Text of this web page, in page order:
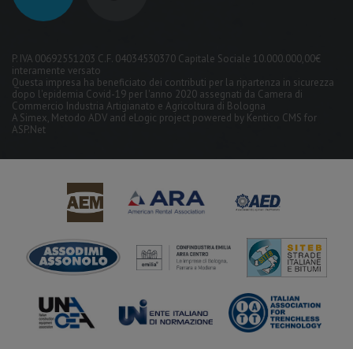
P. IVA 00692551203 C.F. 04034530370 Capitale Sociale 10.000.000,00€
interamente versato
Questa impresa ha beneficiato dei contributi per la ripartenza in sicurezza
dopo l'epidemia Covid-19 per l'anno 2020 assegnati da Camera di
Commercio Industria Artigianato e Agricoltura di Bologna
A Simex, Metodo ADV and eLogic project powered by Kentico CMS for
ASP.Net